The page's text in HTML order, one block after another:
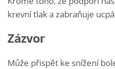
krevní tlak a zabraňuje
Zázvor
Může přispět ke snížení